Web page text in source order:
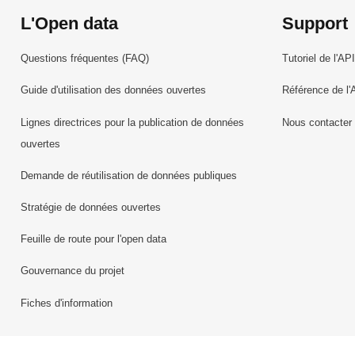
L'Open data
Questions fréquentes (FAQ)
Guide d'utilisation des données ouvertes
Lignes directrices pour la publication de données
ouvertes
Demande de réutilisation de données publiques
Stratégie de données ouvertes
Feuille de route pour l'open data
Gouvernance du projet
Fiches d'information
Support
Tutoriel de l'API
Référence de
Nous contacter